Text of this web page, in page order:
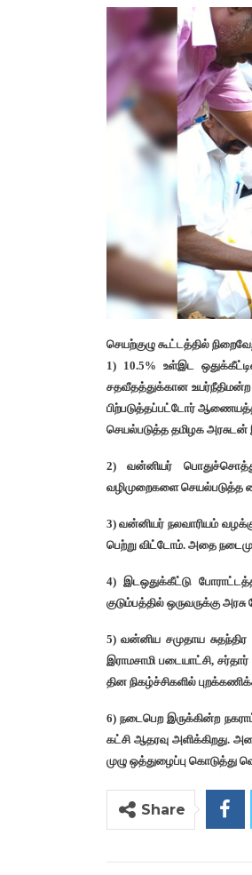
செயற்குழு கூட்டத்தில்
1) 10.5% உள்இட
சதவீதத்துக்கான
பிற்படுத்தப்பட்டோர்
செயல்படுத்த தமிழக
2) வன்னியர்
வழிமுறைகளை செயல்படுத்த
3) வன்னியர் நலவாரியம்
பெற்று விட்டோம். அதை
4) இடஒதுக்கீட்டு
குடும்பத்தில் ஒருவருக்கு
5) வன்னிய சமுதாய
இராமசாமி படையாட்சி,
தின நிகழ்ச்சிகளில்
6) நடைபெற இருக்கின்ற
கட்சி ஆதரவு அளிக்கிறது.
முழு ஒத்துழைப்பு கொடுத்து
Share